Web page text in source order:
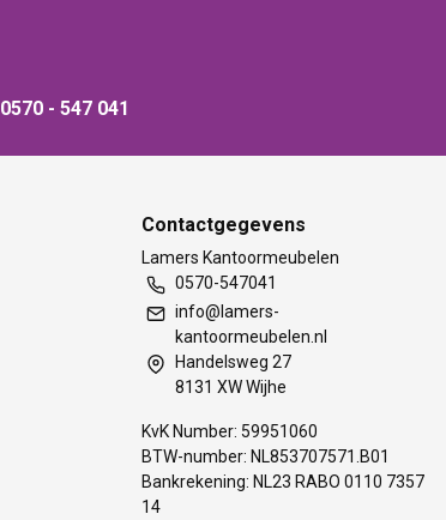
0570 - 547 041
Contactgegevens
Lamers Kantoormeubelen
0570-547041
info@lamers-
kantoormeubelen.nl
Handelsweg 27
8131 XW Wijhe
KvK Number: 59951060
BTW-number: NL853707571.B01
Bankrekening: NL23 RABO 0110 7357
14